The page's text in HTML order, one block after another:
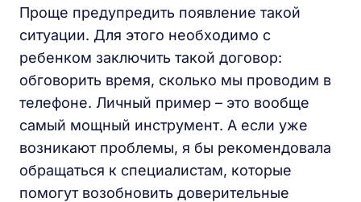
Проще предупредить появление такой
ситуации. Для этого необходимо с
ребенком заключить такой договор:
обговорить время, сколько мы проводим в
телефоне. Личный пример – это вообще
самый мощный инструмент. А если уже
возникают проблемы, я бы рекомендовала
обращаться к специалистам, которые
помогут возобновить доверительные